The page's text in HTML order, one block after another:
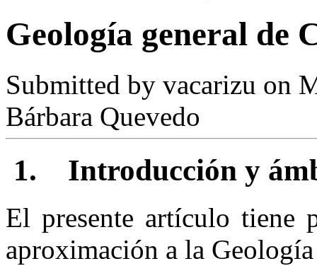
Geología general de
Submitted by vacarizu on
Bárbara Quevedo
1. Introducción y
El presente artículo tiene
aproximación a la